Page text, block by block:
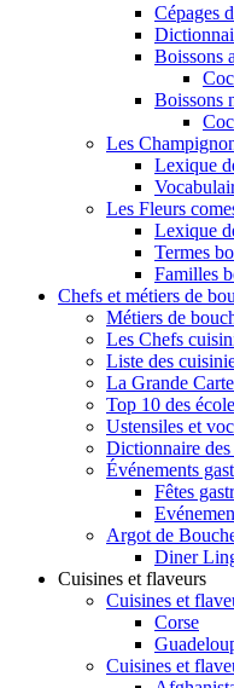
Cépages
Boissons
Boissons
Les
Lexique
Les Fleurs
Lexique
Termes
Familles
Chefs et métiers de
Métiers de
Les Chefs
Liste des
La Grande
Top 10 des
Ustensiles et
Dictionnaire des
Événements
Fêtes
Argot de
Diner
Cuisines et flaveurs
Cuisines et
Corse
Cuisines et